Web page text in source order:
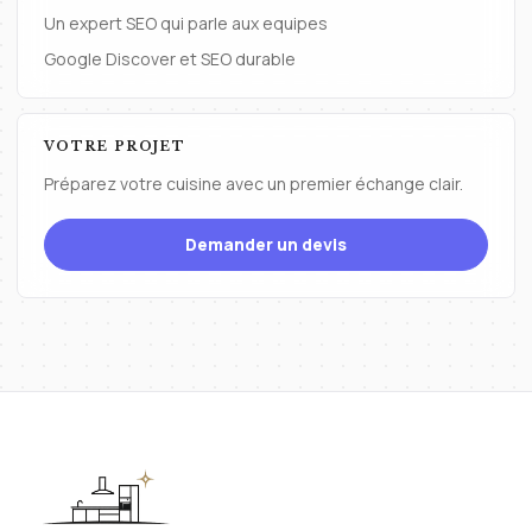
Un expert SEO qui parle aux equipes
Google Discover et SEO durable
VOTRE PROJET
Préparez votre cuisine avec un premier échange clair.
Demander un devis